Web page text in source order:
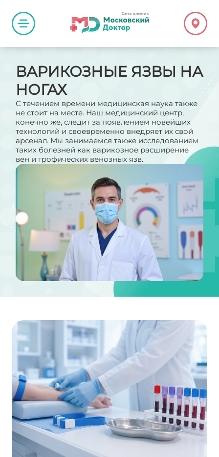
ВАРИКОЗНЫЕ ЯЗВЫ НА
НОГАХ
С течением времени медицинская наука также
не стоит на месте. Наш медицинский центр,
конечно же, следит за появлением новейших
технологий и своевременно внедряет их свой
арсенал. Мы занимаемся также исследованием
таких болезней как варикозное расширение
вен и трофических венозных язв.